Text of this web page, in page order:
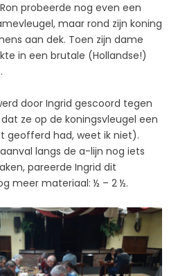
probeerde nog even een
maar rond zijn koning
aan dek. Toen zijn dame
in een brutale (Hollandse!)
door Ingrid gescoord tegen
ze op de koningsvleugel een
geofferd had, weet ik niet).
langs de a-lijn nog iets
pareerde Ingrid dit
meer materiaal: ½ – 2 ½.